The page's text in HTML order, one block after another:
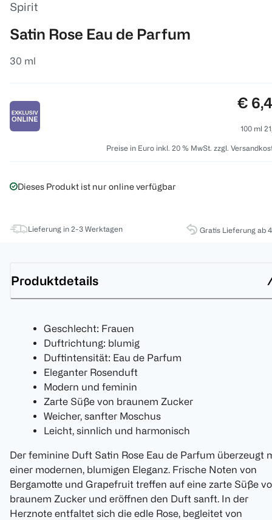
Spirit
Satin Rose Eau de Parfum
30 ml
€
100 ml
Preise in Euro inkl. 20 % MwSt. zzgl.
Dieses Produkt ist nur online verfügbar
Lieferung in 2-3 Werktagen Gratis Lieferung ab
Produktdetails
Geschlecht: Frauen
Duftrichtung: blumig
Duftintensität: Eau de Parfum
Eleganter Rosenduft
Modern und feminin
Zarte Süße von braunem Zucker
Weicher, sanfter Moschus
Leicht, sinnlich und harmonisch
Der feminine Duft Satin Rose Eau de Parfum überzeugt
einer modernen, blumigen Eleganz. Frische Noten von
Bergamotte und Grapefruit treffen auf eine zarte Süße
braunem Zucker und eröffnen den Duft sanft. In der
Herznote entfaltet sich die edle Rose, begleitet von